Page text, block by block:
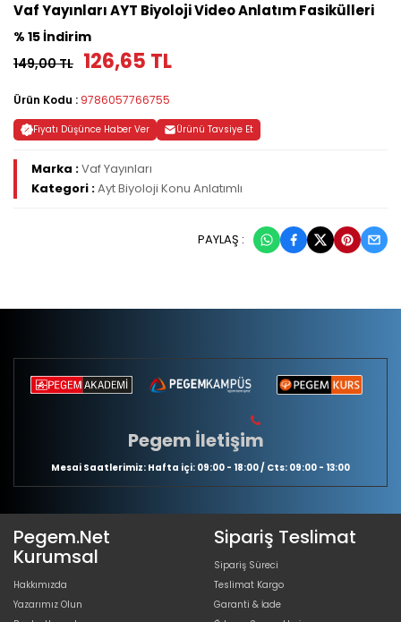
Vaf Yayınları AYT Biyoloji Video Anlatım Fasikülleri
% 15 İndirim
149,00 TL 126,65 TL
Ürün Kodu : 9786057766755
Fiyatı Düşünce Haber Ver Ürünü Tavsiye Et
Marka :Vaf Yayınları
Kategori :Ayt Biyoloji Konu Anlatımlı
PAYLAŞ :
Pegem İletişim
Mesai Saatlerimiz: Hafta içi: 09:00 - 18:00 / Cts: 09:00 - 13:00
Pegem.Net
Kurumsal
Hakkımızda
Yazarımız Olun
Sipariş Teslimat
Sipariş Süreci
Teslimat Kargo
Garanti & İade